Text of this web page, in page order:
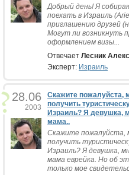
Добрый день! Я
поехать в Израиль
приглашению друзей
Могут ли возникнуть
оформлением визы...
Отвечает Лесник
Эксперт: Израиль
28.06
2003
Скажите пожалуйста,
получить
Израиль? Я девушка,
мама..
Скажите пожалуйста,
получить
Израиль? Я девушка,
мама еврейка. Но об
только мое